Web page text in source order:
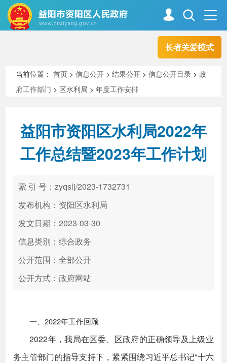
长者关爱模式
走进资阳
新闻中心 解读回应
政务服务
高效办成一件事
当前位置：首页 >信息公开 >结果公开 >信息公开目录 >政
府工作部门 > 区水利局 >年度工作安排
益阳市资阳区水利局2022年
工作总结暨2023年工作计划
索 引 号：zyqslj/2023-1732731
发布机构：资阳区水利局
发文日期：2023-03-30
信息类别：综合政务
公开范围：全部公开
公开方式：政府网站
一、2022年工作回顾
2022年，我局在区委、区政府的正确领导及上级业
务主管部门的指导支持下，紧紧围绕习近平总书记“十六